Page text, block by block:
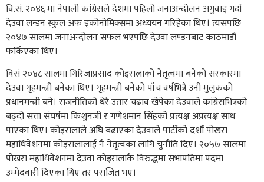
वि‌‌.सं. २०४६ मा नेपाली कांग्रेसले देशमा पहिलो जनाअन्दोलन अगुवाइ गर्दा
देउवा लन्डन स्कुल अफ इकोनोमिक्समा अध्‍ययन गरिहेका थिए। त्यसपछि
२०४७ सालमा जनाअन्दोलन सफल भएपछि देउवा लण्डनबाट काठमाडौं
फर्किएका थिए।
विसं २०४८ सालमा गिरिजाप्रसाद कोइरालाको नेतृत्वमा बनेको सरकारमा
देउवा गृहमन्त्री बनेका थिए। गृहमन्त्री बनेको पाँच वर्षभित्रै उनी मुलुकको
प्रधानमन्त्री बने। राजनीतिको धेरै उतार चढाव खेपेका देउवाले कांग्रेसभित्रको
बढ्दो सत्ता संघर्षमा किशुनजी र गणेशमान सिंहको प्रत्यक्ष अप्रत्यक्ष साथ
पाएका थिए। कोइरालाले अघि बढाएका देउवाले पार्टीको दशौं पोखरा
महाधिवेशनमा कोइरालालाई नै नेतृत्वका लागि चुनौति दिए। २०५७ सालमा
पोखरा महाधिवेशनमा देउवा कोइरालाकै विरुद्धमा सभापतिमा पदमा
उम्‍मेदवारी दिएका थिए तर पराजित भए।